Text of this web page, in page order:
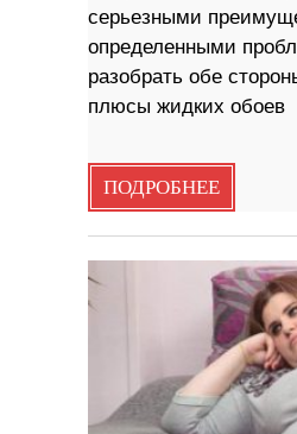
серьезными
определенными
разобрать обе
плюсы жидких обоев
ПОДРОБНЕЕ